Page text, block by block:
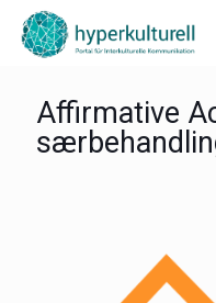
Affirmative